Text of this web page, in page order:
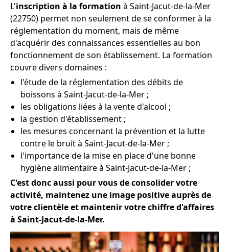
L'inscription à la formation à Saint-Jacut-de-la-Mer
(22750) permet non seulement de se conformer à la
réglementation du moment, mais de même
d'acquérir des connaissances essentielles au bon
fonctionnement de son établissement. La formation
couvre divers domaines :
l'étude de la réglementation des débits de
boissons à Saint-Jacut-de-la-Mer ;
les obligations liées à la vente d'alcool ;
la gestion d'établissement ;
les mesures concernant la prévention et la lutte
contre le bruit à Saint-Jacut-de-la-Mer ;
l'importance de la mise en place d'une bonne
hygiène alimentaire à Saint-Jacut-de-la-Mer ;
C'est donc aussi pour vous de consolider votre
activité, maintenez une image positive auprès de
votre clientèle et maintenir votre chiffre d'affaires
à Saint-Jacut-de-la-Mer.